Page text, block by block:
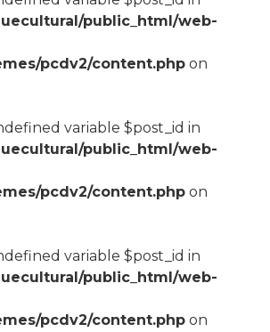
public_html/web-
pcdv2/content.phpon
variable $post_id in
public_html/web-
pcdv2/content.phpon
variable $post_id in
public_html/web-
pcdv2/content.phpon